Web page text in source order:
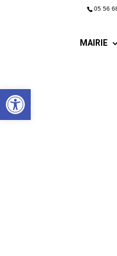
Ouvrir la barre d’outils
05 56
MAIRIE